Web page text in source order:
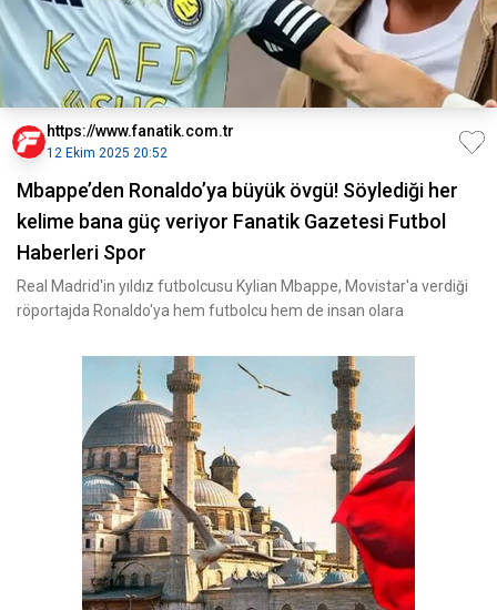
https://www.fanatik.com.tr
12 Ekim 2025 20:52
Mbappe’den Ronaldo’ya büyük övgü! Söylediği her
kelime bana güç veriyor Fanatik Gazetesi Futbol
Haberleri Spor
Real Madrid'in yıldız futbolcusu Kylian Mbappe, Movistar'a verdiği
röportajda Ronaldo'ya hem futbolcu hem de insan olara